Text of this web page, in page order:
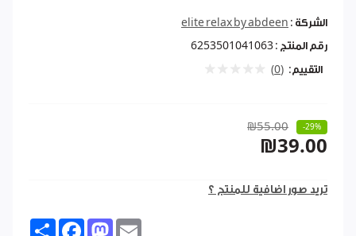
الشركة : elite relax by abdeen
رقم المنتج : 6253501041063
التقييم: (0)
₪55.00 -29%
₪39.00
تريد صور اضافية للمنتج ؟
Share FacebookMastodon